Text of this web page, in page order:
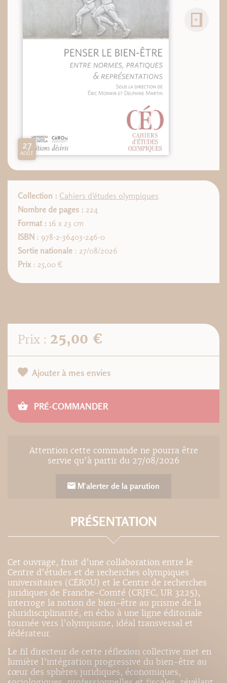
27
AOÛT
Collection : Cahiers d'études olympiques
Nombre de pages : 224
Format : 16 x 23 cm
ISBN : 978-2-36403-246-0
Sortie nationale : 27/08/2026
Prix: 25,00 €
Prix : 25,00 €
Ajouter à mes envies
PRÉ-COMMANDER
Attention cette commande ne pourra être
servie qu'à partir du 27/08/2026
M'alerter de la parution
PRÉSENTATION
Cet ouvrage, fruit d’une collaboration entre le
Centre d’études et de recherches olympiques
universitaires (CÉROU) et le Centre de recherches
juridiques de Franche-Comté (CRJFC, UR 3225),
interroge la notion de bien-être au prisme de la
pluridisciplinarité, en écho à une ligne éditoriale
tournée vers l’olympisme, idéal transversal et
fédérateur.
Le fil directeur de cette réflexion collective met en
lumière l’intégration progressive du bien-être au
cœur des sphères juridiques, économiques,